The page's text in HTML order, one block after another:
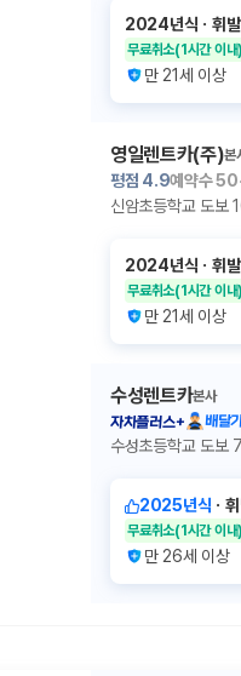
2024년식 ㆍ휘
무료취소(1시간 이내)
만 21세 이상
영일렌트카(주)본
평점 4.9예약수
신암초등학교 도보
2024년식 ㆍ휘
무료취소(1시간 이내)
만 21세 이상
수성렌트카본사
자차플러스+
배달
수성초등학교 도보
2025년식 ㆍ
무료취소(1시간 이내)
만 26세 이상